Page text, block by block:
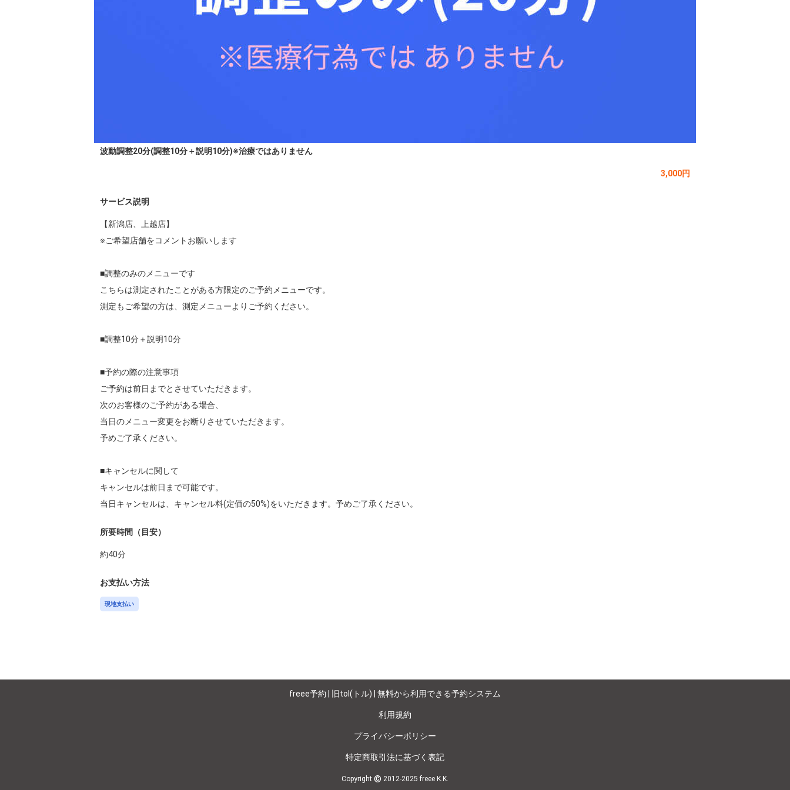
波動調整20分(調整10分＋説明10分)※治療ではありません
3,000円
サービス説明
【新潟店、上越店】
※ご希望店舗をコメントお願いします
■調整のみのメニューです
こちらは測定されたことがある方限定のご予約メニューです。
測定もご希望の方は、測定メニューよりご予約ください。
■調整10分＋説明10分
■予約の際の注意事項
ご予約は前日までとさせていただきます。
次のお客様のご予約がある場合、
当日のメニュー変更をお断りさせていただきます。
予めご了承ください。
■キャンセルに関して
キャンセルは前日まで可能です。
当日キャンセルは、キャンセル料(定価の50%)をいただきます。予めご了承ください。
所要時間（目安）
約40分
お支払い方法
現地支払い
freee予約 | 旧tol(トル) | 無料から利用できる予約システム
利用規約
プライバシーポリシー
特定商取引法に基づく表記
Copyright © 2012-2025 freee K.K.